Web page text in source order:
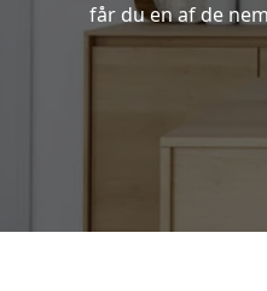
får du en af de